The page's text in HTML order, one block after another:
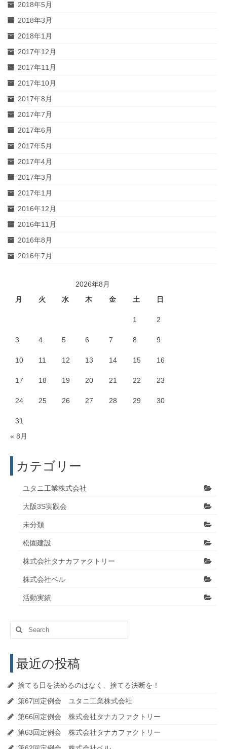
2018年5月
2018年3月
2018年1月
2017年12月
2017年11月
2017年10月
2017年8月
2017年7月
2017年6月
2017年5月
2017年4月
2017年3月
2017年1月
2016年12月
2016年11月
2016年8月
2016年7月
2026年8月
月
火 水 木 金 土 日
1 2
3 4 5 6 7 8 9
10 11 12 13 14 15 16
17 18 19 20 21 22 23
24 25 26 27 28 29 30
31
« 8月
カテゴリー
ユタニ工業株式会社
大阪3S実践会
未分類
松園建設
株式会社タナカファクトリー
株式会社ベル
活動実績
Search
for:
最近の投稿
捨てる日を決めるのはなく、捨てる決断を！
第67回定例会 ユタニ工業株式会社
第66回定例会 株式会社タナカファクトリー
第63回定例会 株式会社タナカファクトリー